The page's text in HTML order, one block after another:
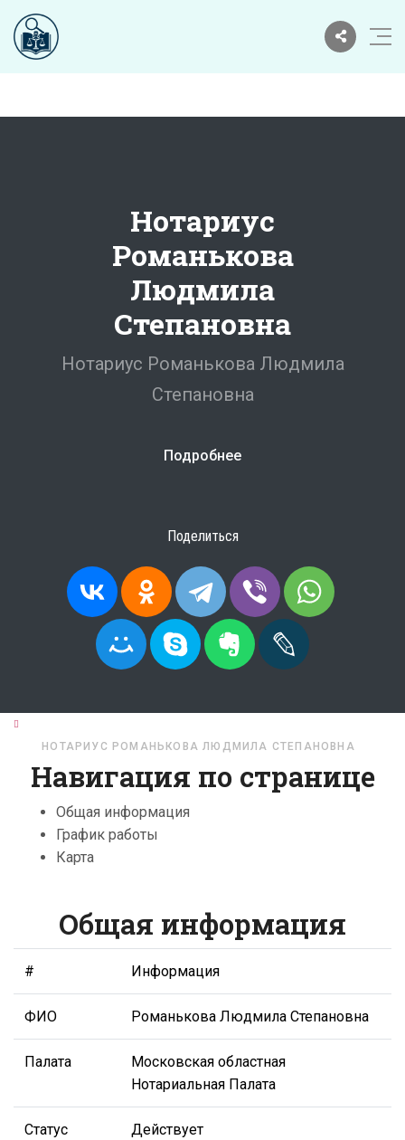
Нотариус
Романькова
Людмила
Степановна
Нотариус Романькова Людмила
Степановна
Подробнее
Поделиться
НОТАРИУС РОМАНЬКОВА ЛЮДМИЛА СТЕПАНОВНА
Навигация по странице
Общая информация
График работы
Карта
Общая информация
# Информация
ФИО Романькова Людмила Степановна
Палата
Московская областная
Нотариальная Палата
Статус Действует